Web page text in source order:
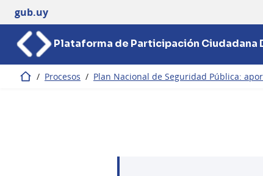
gub.uy
Plataforma de Participación Ciudadana
Inicio / Procesos / Plan Nacional de Seguridad Pública: